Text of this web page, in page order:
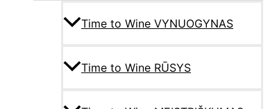
Time to Wine VYNUOGYNAS
Time to Wine RŪSYS